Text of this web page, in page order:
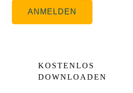
ANMELDEN
KOSTENLOS
DOWNLOADEN